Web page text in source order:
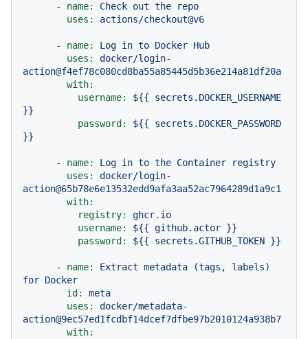
-
name: Check out the
repo
uses:
actions/checkout@v6
- name: Log in to Docker Hub
uses:
docker/login-
action@f4ef78c080cd8ba55a85445d5b36e214a81df20a
with:
username:
${{
secrets.DOCKER_USERNAME
}}
password:
${{
secrets.DOCKER_PASSWORD
}}
- name: Log in to the Container
registry
uses:
docker/login-
action@65b78e6e13532edd9afa3aa52ac7964289d1a9c1
with:
registry:
ghcr.io
username:
${{ github.actor }}
password:
${{ secrets.GITHUB_TOKEN }}
- name: Extract metadata (tags,
labels)
for Docker
id:
meta
uses:
docker/metadata-
action@9ec57ed1fcdbf14dcef7dfbe97b2010124a938b7
with: